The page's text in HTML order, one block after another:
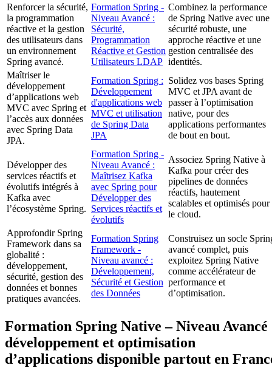
Renforcer la sécurité,
la programmation
réactive et la gestion
des utilisateurs dans
un environnement
Spring avancé.
Formation Spring -
Niveau Avancé :
Sécurité,
Programmation
Réactive et Gestion
Utilisateurs LDAP
Combinez la performance
de Spring Native avec une
sécurité robuste, une
approche réactive et une
gestion centralisée des
identités.
Maîtriser le
développement
d’applications web
MVC avec Spring et
l’accès aux données
avec Spring Data
JPA.
Formation Spring :
Développement
d'applications web
MVC et utilisation
de Spring Data
JPA
Solidez vos bases Spring
MVC et JPA avant de
passer à l’optimisation
native, pour des
applications performantes
de bout en bout.
Développer des
services réactifs et
évolutifs intégrés à
Kafka avec
l’écosystème Spring.
Formation Spring -
Niveau Avancé :
Maîtrisez Kafka
avec Spring pour
Développer des
Services réactifs et
évolutifs
Associez Spring Native à
Kafka pour créer des
pipelines de données
réactifs, hautement
scalables et optimisés pour
le cloud.
Approfondir Spring
Framework dans sa
globalité :
développement,
sécurité, gestion des
données et bonnes
pratiques avancées.
Formation Spring
Framework -
Niveau avancé :
Développement,
Sécurité et Gestion
des Données
Construisez un socle
avancé complet, puis
exploitez Spring Native
comme accélérateur de
performance et
d’optimisation.
Formation Spring Native – Niveau Avancé
développement et optimisation
d’applications disponible partout en